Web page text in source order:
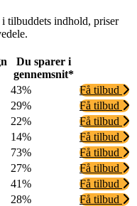
tilbuddets indhold, priser
Du sparer i
gennemsnit*
43%
Få tilbud
29%
Få tilbud
22%
Få tilbud
14%
Få tilbud
73%
Få tilbud
27%
Få tilbud
41%
Få tilbud
28%
Få tilbud